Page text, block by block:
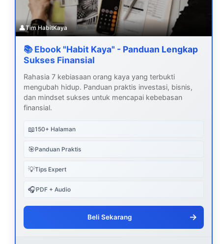
👤Tim HabitKaya
📚 Ebook "Habit Kaya" - Panduan Lengkap
Sukses Finansial
Rahasia 7 kebiasaan orang kaya yang terbukti
mengubah hidup. Panduan praktis investasi, bisnis,
dan mindset sukses untuk mencapai kebebasan
finansial.
📖150+ Halaman
🎯Panduan Praktis
💡Tips Expert
🎧PDF + Audio
Beli Sekarang →